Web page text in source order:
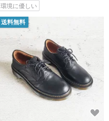
環境に優しい
送料無料